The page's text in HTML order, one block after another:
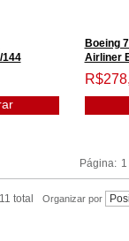
Boeing
Airliner
total Organizar por
Página: 1